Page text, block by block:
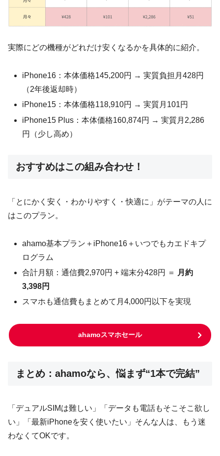
実際にどの機種がどれだけ安くなるかを具体的に紹介。
iPhone16：本体価格145,200円 → 実質負担月428円
（2年後返却時）
iPhone15：本体価格118,910円 → 実質月101円
iPhone15 Plus：本体価格160,874円 → 実質月2,286
円（少し高め）
おすすめはこの組み合わせ！
「とにかく安く・わかりやすく・快適に」がテーマの人に
はこのプラン。
ahamo基本プラン＋iPhone16＋いつでもカエドキプ
ログラム
合計月額：通信費2,970円 + 端末分428円 ＝
月約
3,398円
スマホも通信費もまとめて月4,000円以下を実現
ahamoスマホセール
まとめ：ahamoなら、悩まず“1本で完結”
「デュアルSIMは難しい」「データも電話もそこそこ欲し
い」「最新iPhoneを安く使いたい」そんな人は、もう迷
わなくてOKです。